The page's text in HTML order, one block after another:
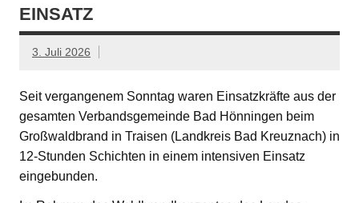
EINSATZ
3. Juli 2026
Seit vergangenem Sonntag waren Einsatzkräfte aus der
gesamten Verbandsgemeinde Bad Hönningen beim
Großwaldbrand in Traisen (Landkreis Bad Kreuznach) in
12-Stunden Schichten in einem intensiven Einsatz
eingebunden.